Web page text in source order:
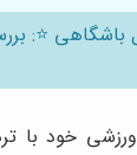
باشگاهی ⭐️:
خود با